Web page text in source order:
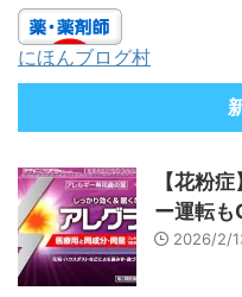
にほんブログ村
【花粉
ー運転も
2026/2/